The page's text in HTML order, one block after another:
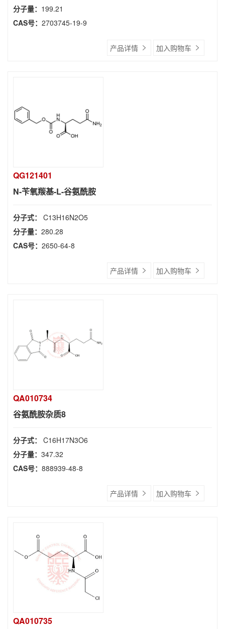
分子量： 199.21
CAS号： 2703745-19-9
产品详情 加入购物车
QG121401
N-苄氧羰基-L-谷氨酰胺
分子式： C13H16N2O5
分子量： 280.28
CAS号： 2650-64-8
产品详情 加入购物车
QA010734
谷氨酰胺杂质8
分子式： C16H17N3O6
分子量： 347.32
CAS号： 888939-48-8
产品详情 加入购物车
QA010735